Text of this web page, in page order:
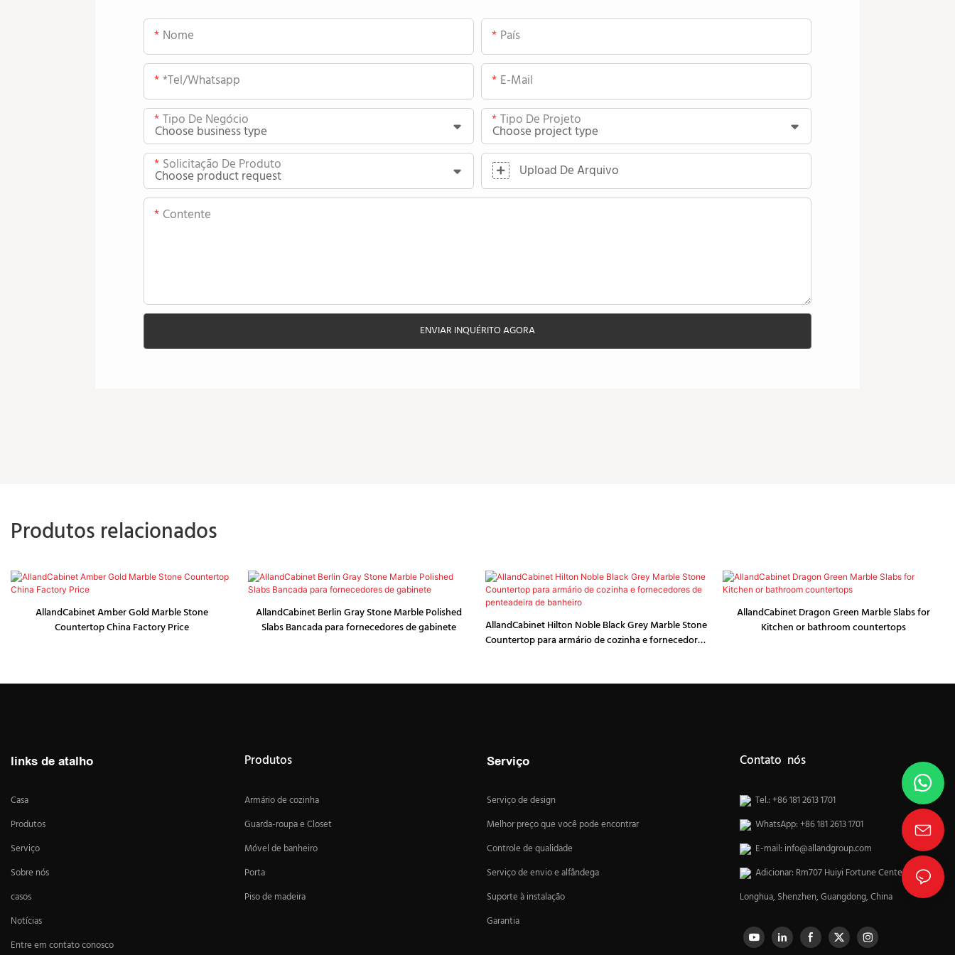
Nome País
*tel/whatsapp E-Mail
Tipo De Negócio Tipo De Projeto
Solicitação De Produto Upload De Arquivo
Contente
ENVIAR INQUÉRITO AGORA
Produtos relacionados
AllandCabinet Amber Gold Marble Stone
Countertop China Factory Price
AllandCabinet Berlin Gray Stone Marble Polished
Slabs Bancada para fornecedores de gabinete
AllandCabinet Hilton Noble Black Grey Marble Stone
Countertop para armário de cozinha e fornecedores
AllandCabinet Dragon Green Marble Slabs for
Kitchen or bathroom countertops
links de atalho
Casa
Produtos
Serviço
Sobre nós
casos
Notícias
Entre em contato conosco
Produtos
Armário de cozinha
Guarda-roupa e Closet
Móvel de banheiro
Porta
Piso de madeira
Serviço
Serviço de design
Melhor preço que você pode encontrar
Controle de qualidade
Serviço de envio e alfândega
Suporte à instalação
Garantia
Contato nós
Tel.: +86 181 2613 1701
WhatsApp: +86 181 2613 1701
E-mail: info@allandgroup.com
Adicionar: Rm707 Huiyi Fortune Center,
Longhua, Shenzhen, Guangdong, China